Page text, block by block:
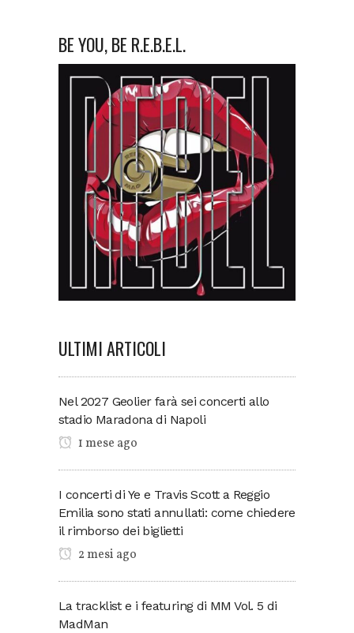
BE YOU, BE R.E.B.E.L.
ULTIMI ARTICOLI
Nel 2027 Geolier farà sei concerti allo
stadio Maradona di Napoli
1 mese ago
I concerti di Ye e Travis Scott a Reggio
Emilia sono stati annullati: come chiedere
il rimborso dei biglietti
2 mesi ago
La tracklist e i featuring di MM Vol. 5 di
MadMan